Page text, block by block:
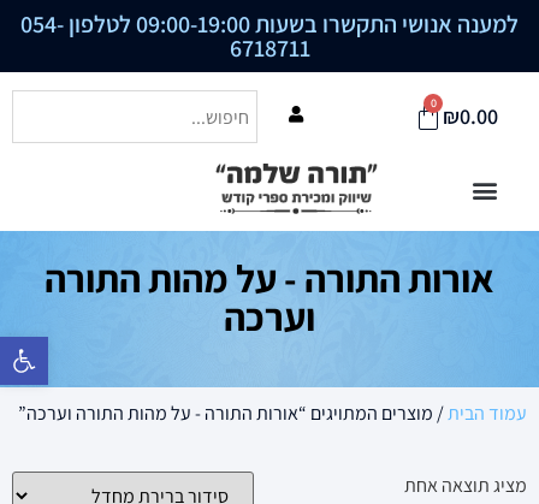
פתח סרגל
למענה אנושי התקשרו בשעות 09:00-19:00 לטלפון 054-
6718711
₪0.00
0
אורות התורה - על מהות התורה
וערכה
עמוד הבית/ מוצרים המתויגים “אורות התורה - על מהות התורה וערכה”
מציג תוצאה אחת